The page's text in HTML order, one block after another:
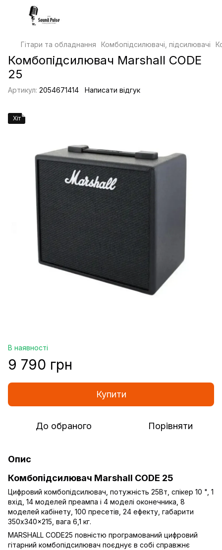
Гітари та обладнання Комбопідсилювачі, підсилювачі
Комбопідсилювач Marshall CODE
25
Артикул: 2054671414 Написати відгук
Хіт
В наявності
9 790 грн
Купити
До обраного Порівняти
Опис
Комбопідсилювач Marshall CODE 25
Цифровий комбопідсилювач, потужність 25Вт, спікер 10 ", 1
вхід, 14 моделей преампа і 4 моделі оконечника, 8
моделей кабінету, 100 пресетів, 24 ефекту, габарити
350x340x215, вага 6,1 кг.
MARSHALL CODE25 повністю програмований цифровий
гітарний комбопідсилювач поєднує в собі справжнє